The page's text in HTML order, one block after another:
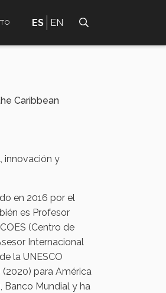
ES EN
Caribbean
innovación y
en 2016 por el
es Profesor
(Centro de
Internacional
la UNESCO
para América
Banco Mundial y ha